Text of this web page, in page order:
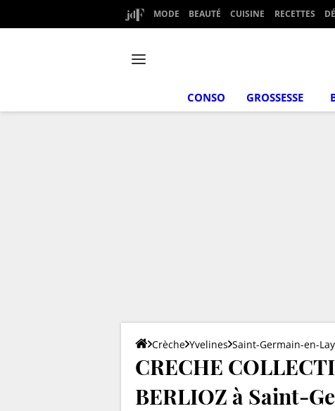
MODE BEAUTÉ CUISINE RECETTES
CONSO GROSSESSE
Crèche Yvelines Saint-Germain-en-
CRECHE
BERLIOZ à Saint-